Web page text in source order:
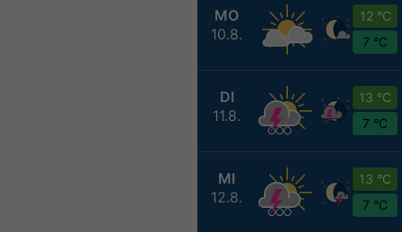
MO
10.8.
12 °C
7 °C
DI
11.8.
13 °C
7 °C
MI
12.8.
13 °C
7 °C